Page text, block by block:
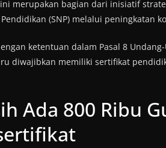
merupakan bagian dari inisiatif
(SNP) melalui peningkatan
ketentuan dalam Pasal 8
diwajibkan memiliki sertifikat
Ada 800 Ribu